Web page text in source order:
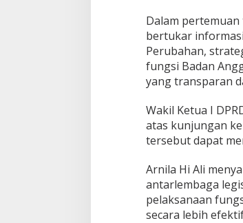
Dalam
bertukar
Perubahan,
fungsi Badan
yang transparan
Wakil Ketua I
atas kunjungan
tersebut dapat
Arnila Hi Ali
antarlembaga
pelaksanaan
secara lebih